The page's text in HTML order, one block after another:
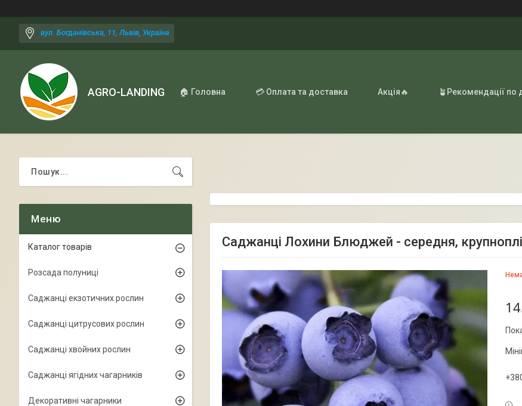
вул. Богданівська, 11, Львів, Україна
AGRO-LANDING 🏠 Головна 💳 Оплата та доставка Акція🔥 🪴Рекомендації по
Саджанці Лохини Блюджей - середня,
Каталог товарів
Розсада полуниці
Саджанці екзотичних рослин
Саджанці цитрусових рослин
Саджанці хвойних рослин
Саджанці ягідних чагарників
Декоративні чагарники